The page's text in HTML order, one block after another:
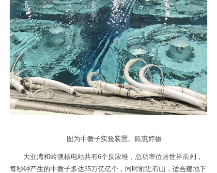
图为中微子实验装置。陈惠婷摄
大亚湾和岭澳核电站共有6个反应堆，总功率位居世界前列，
每秒钟产生的中微子多达35万亿亿个，同时附近有山，适合建地下